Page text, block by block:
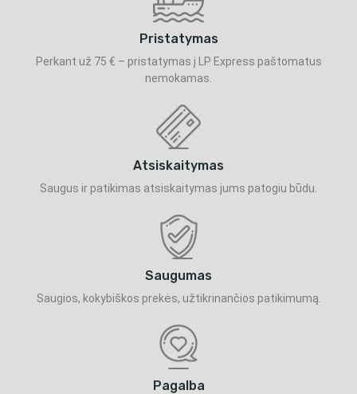
Pristatymas
Perkant už 75 € – pristatymas į LP Express paštomatus
nemokamas.
Atsiskaitymas
Saugus ir patikimas atsiskaitymas jums patogiu būdu.
Saugumas
Saugios, kokybiškos prekės, užtikrinančios patikimumą.
Pagalba